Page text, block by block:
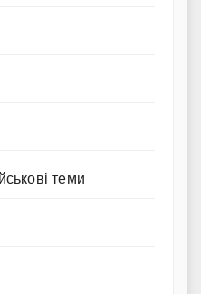
теми